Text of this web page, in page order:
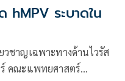
ระบาดใน
ชาญเฉพาะทางด้านไวรัส
ร์ คณะแพทยศาสตร์